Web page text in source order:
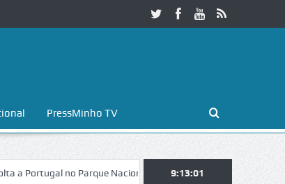
PressMinho TV
no Parque Nacional da Peneda-Gerês Esposende.
9:13:02